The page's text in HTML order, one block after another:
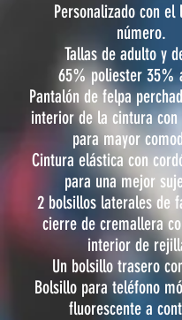
Personalizado con el
número.
Tallas de adulto y
65% poliester 35%
Pantalón de felpa
interior de la cintura
para mayor
Cintura elástica con
para una mejor
2 bolsillos laterales de
cierre de cremallera
interior de
Un bolsillo trasero
Bolsillo para teléfono
fluorescente a